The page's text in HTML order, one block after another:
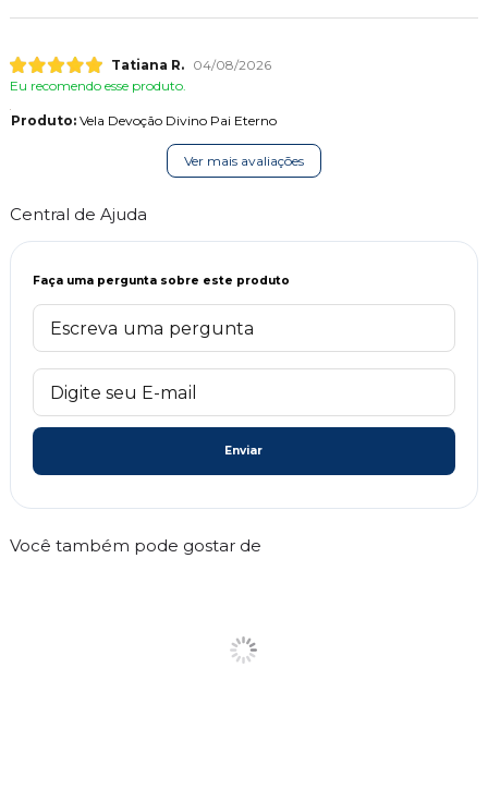
Tatiana R.
04/08/2026
Eu recomendo esse produto.
Produto:Vela Devoção Divino Pai Eterno
Ver mais avaliações
Central de Ajuda
Faça uma pergunta sobre este produto
Enviar
Você também pode gostar de